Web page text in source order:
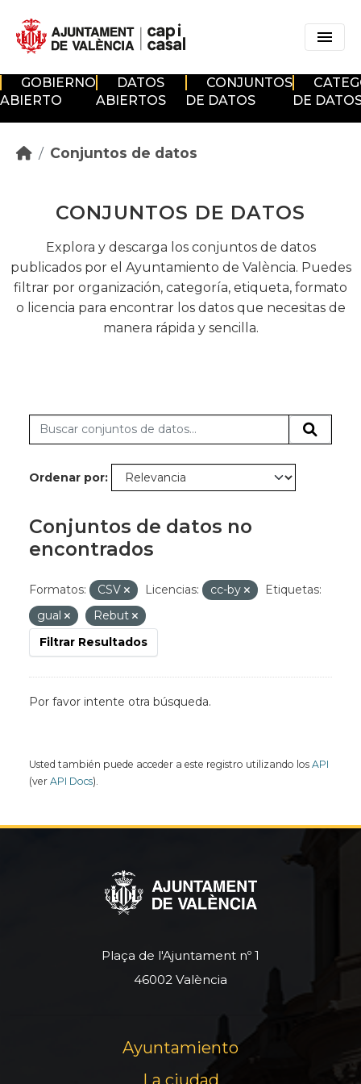
GOBIERNO
ABIERTO
DATOS
ABIERTOS
CONJUNTOS
DE DATOS
DE
Conjuntos de datos
CONJUNTOS DE DATOS
Explora y descarga los conjuntos de datos
publicados por el Ayuntamiento de València. Puedes
filtrar por organización, categoría, etiqueta, formato
o licencia para encontrar los datos que necesitas de
manera rápida y sencilla.
Ordenar por
Conjuntos de datos no
encontrados
Formatos: CSV Licencias: cc-by
Etiquetas:
gual
Rebut
Filtrar Resultados
Por favor intente otra búsqueda.
Usted también puede acceder a este registro utilizando los API
(ver API Docs).
Plaça de l'Ajuntament nº 1
46002 València
Ayuntamiento
La ciudad